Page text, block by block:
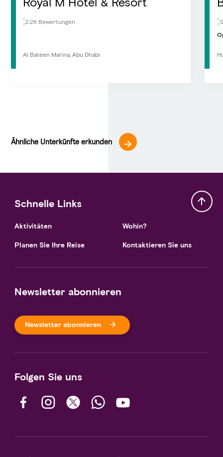
2.2K Bewertungen
Al Bateen Marina, Abu Dhabi
Ähnliche Unterkünfte erkunden
Schnelle Links
Aktivitäten
Planen Sie Ihre Reise
Wohin?
Kontaktieren Sie uns
Newsletter abonnieren
Newsletter abonnieren
Folgen Sie uns